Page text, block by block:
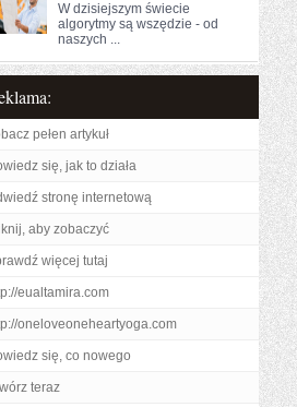
W dzisiejszym świecie
algorytmy są wszędzie - od
naszych ...
pełen artykuł
się, jak to działa
stronę internetową
aby zobaczyć
więcej tutaj
eualtamira.com
oneloveoneheartyoga.com
się, co nowego
teraz